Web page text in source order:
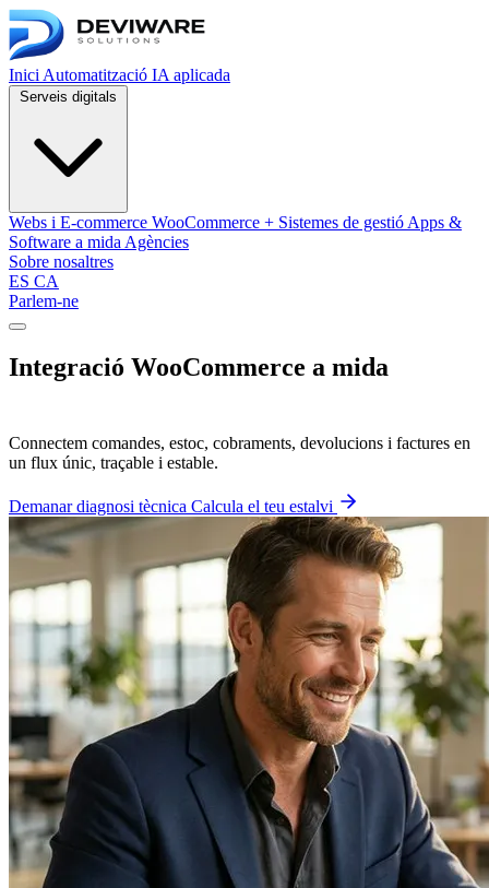
Inici Automatització IA aplicada
Webs i E-commerce WooCommerce + Sistemes de gestió Apps &
Software a mida Agències
Sobre nosaltres
ES CA
Parlem-ne
Obrir menú de navegació
Integració WooCommerce a mida
Connectem comandes, estoc, cobraments, devolucions i factures en
un flux únic, traçable i estable.
Demanar diagnosi tècnica Calcula el teu estalvi